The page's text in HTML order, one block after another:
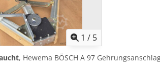
1 / 5
, Hewema BÖSCH A 97